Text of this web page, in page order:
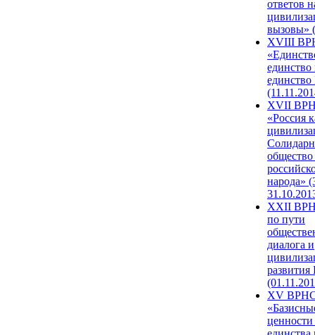
ответов
вызовы»
XVIII
единство
единство
XVII
«Россия
народа»
XXII
по пути
диалога и
развития
XV